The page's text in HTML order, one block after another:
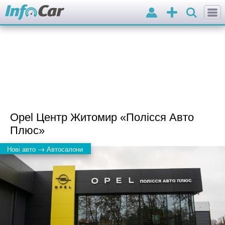
Додати
оголошення
Вхід
Opel Центр Житомир «Полісся Авто
Плюс»
Нові авто → Автосалони